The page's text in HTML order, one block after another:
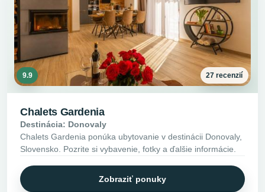
9.9 27 recenzií
Chalets Gardenia
Destinácia: Donovaly
Chalets Gardenia ponúka ubytovanie v destinácii Donovaly,
Slovensko. Pozrite si vybavenie, fotky a ďalšie informácie.
Zobraziť ponuky